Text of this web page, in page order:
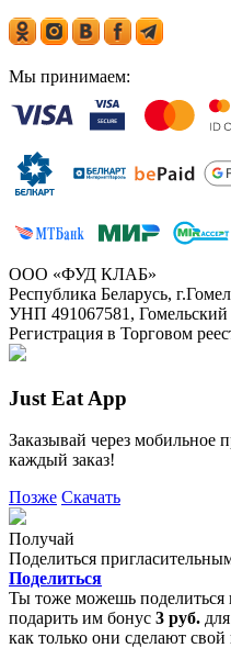
Мы принимаем:
ООО «ФУД КЛАБ»
Республика Беларусь,
УНП 491067581, Гомельский
Регистрация в Торговом
Just Eat App
Заказывай через мобильное
каждый заказ!
Позже Скачать
Получай
Поделиться
Поделиться
Ты тоже можешь поделиться
подарить им бонус 3 руб.
как только они сделают